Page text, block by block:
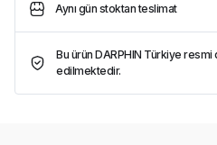
Aynı gün stoktan teslimat
Bu ürün DARPHIN Türkiye
edilmektedir.